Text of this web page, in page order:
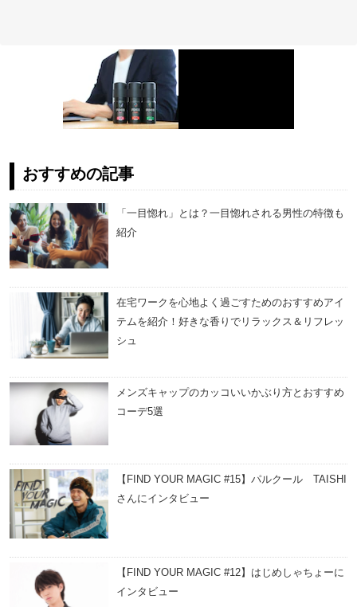
おすすめの記事
「一目惚れ」とは？一目惚れされる男性の特徴も
紹介
在宅ワークを心地よく過ごすためのおすすめアイ
テムを紹介！好きな香りでリラックス＆リフレッ
シュ
メンズキャップのカッコいいかぶり方とおすすめ
コーデ5選
【FIND YOUR MAGIC #15】パルクール TAISHI
さんにインタビュー
【FIND YOUR MAGIC #12】はじめしゃちょーに
インタビュー